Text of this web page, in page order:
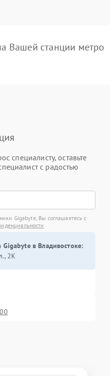
Вашей станции метро
специалисту, оставьте
с радостью
Gigabyte, Вы соглашаетесь с
Gigabyte в Владивостоке:
2К